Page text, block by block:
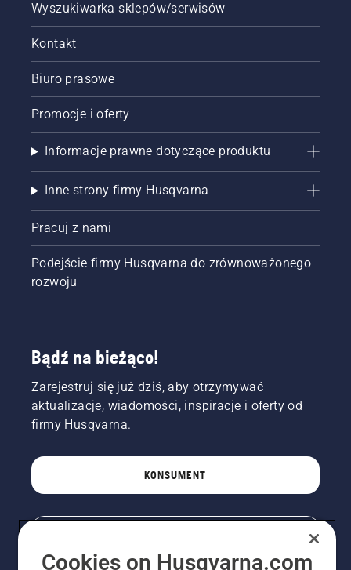
Wyszukiwarka sklepów/serwisów
Kontakt
Biuro prasowe
Promocje i oferty
Informacje prawne dotyczące produktu
Inne strony firmy Husqvarna
Pracuj z nami
Podejście firmy Husqvarna do zrównoważonego
rozwoju
Bądź na bieżąco!
Zarejestruj się już dziś, aby otrzymywać
aktualizacje, wiadomości, inspiracje i oferty od
firmy Husqvarna.
KONSUMENT
Cookies on Husqvarna.com